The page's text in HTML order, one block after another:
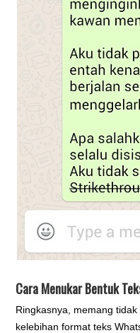
Cara Menukar Bentuk
Ringkasnya, memang
kelebihan format teks